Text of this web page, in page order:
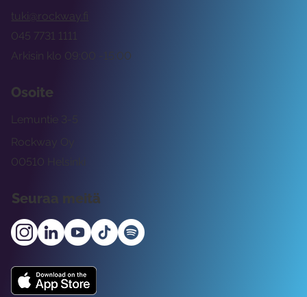
tuki@rockway.fi
Arkisin klo 09:00 -15:00
045 7731 1111
Osoite
Rockway Oy
Lemuntie 3-5
00510 Helsinki
Seuraa meitä